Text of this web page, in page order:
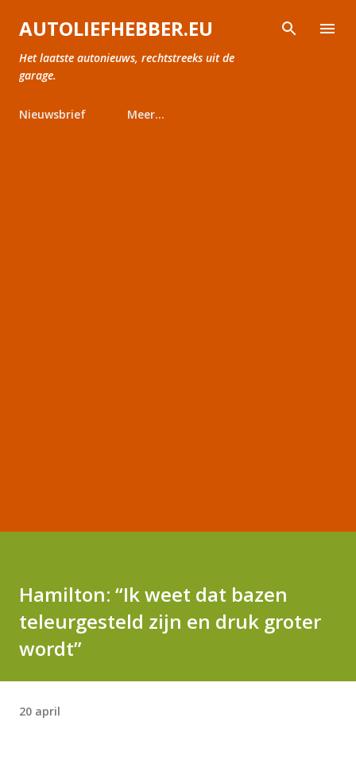
Doorgaan naar hoofdcontent
AUTOLIEFHEBBER.EU
Het laatste autonieuws, rechtstreeks uit de
garage.
Nieuwsbrief Meer…
Hamilton: “Ik weet dat bazen
teleurgesteld zijn en druk groter
wordt”
20 april